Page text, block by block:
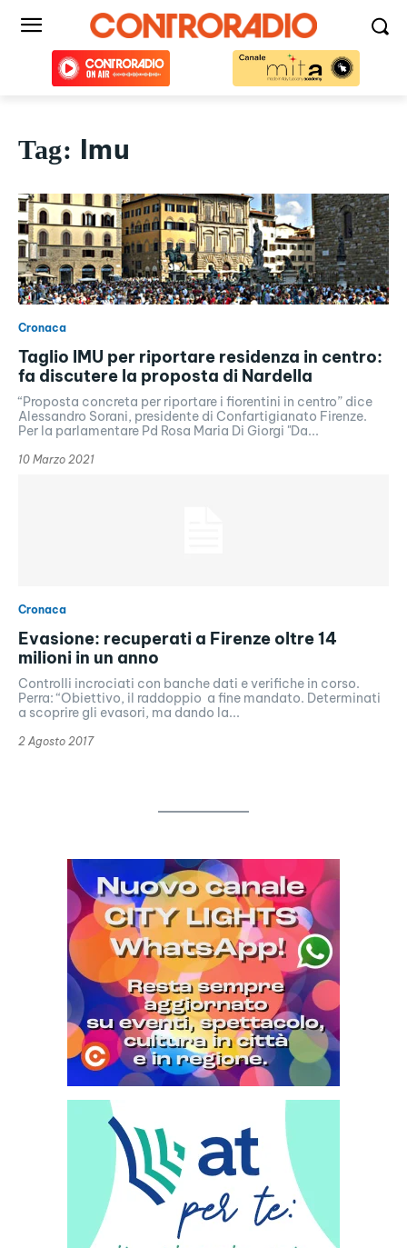
Tag: Imu
Cronaca
Taglio IMU per riportare residenza in centro:
fa discutere la proposta di Nardella
“Proposta concreta per riportare i fiorentini in centro” dice
Alessandro Sorani, presidente di Confartigianato Firenze.
Per la parlamentare Pd Rosa Maria Di Giorgi "Da...
10 Marzo 2021
Cronaca
Evasione: recuperati a Firenze oltre 14
milioni in un anno
Controlli incrociati con banche dati e verifiche in corso.
Perra: “Obiettivo, il raddoppio a fine mandato. Determinati
a scoprire gli evasori, ma dando la...
2 Agosto 2017